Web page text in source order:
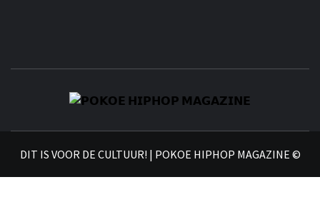
DIT IS VOOR DE CULTUUR! | POKOE HIPHOP MAGAZINE ©